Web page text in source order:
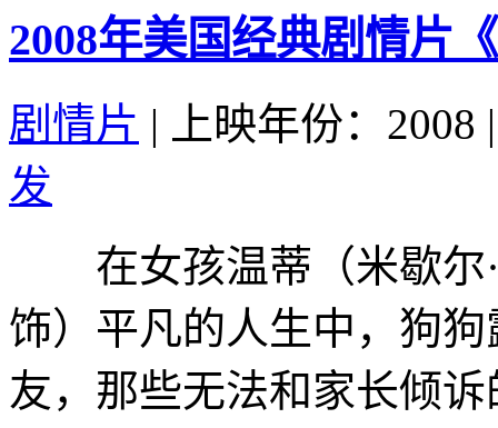
2008年美国经典剧情片
剧情片 | 上映年份：2008 |
发
在女孩温蒂（米歇尔·
饰）平凡的人生中，狗
友，那些无法和家长倾